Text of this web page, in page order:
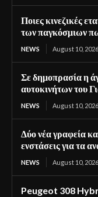
Ποιες κινεζικές
των παγκόσμιων
NEWS August 10, 2026
Σε δημοπρασία η
αυτοκινήτων του
NEWS August 10, 2026
Δύο νέα γραφεία
ενστάσεις για τα
NEWS August 10, 2026
Peugeot 308